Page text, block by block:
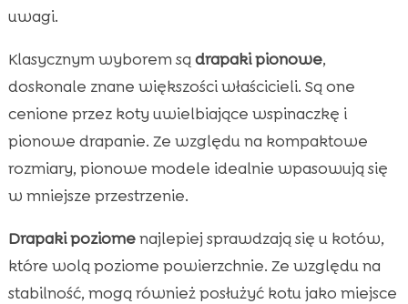
uwagi.
Klasycznym wyborem są drapaki pionowe,
doskonale znane większości właścicieli. Są one
cenione przez koty uwielbiające wspinaczkę i
pionowe drapanie. Ze względu na kompaktowe
rozmiary, pionowe modele idealnie wpasowują się
w mniejsze przestrzenie.
Drapaki poziomenajlepiej sprawdzają się u kotów,
które wolą poziome powierzchnie. Ze względu na
stabilność, mogą również posłużyć kotu jako miejsce